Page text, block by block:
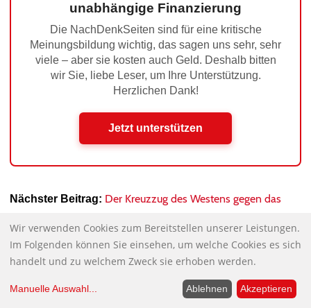
unabhängige Finanzierung
Die NachDenkSeiten sind für eine kritische
Meinungsbildung wichtig, das sagen uns sehr, sehr
viele – aber sie kosten auch Geld. Deshalb bitten
wir Sie, liebe Leser, um Ihre Unterstützung.
Herzlichen Dank!
Jetzt unterstützen
Nächster Beitrag: Der Kreuzzug des Westens gegen das
Vorheriger Beitrag: Hinweise des Tages
Wir verwenden Cookies zum Bereitstellen unserer Leistungen.
Im Folgenden können Sie einsehen, um welche Cookies es sich
handelt und zu welchem Zweck sie erhoben werden.
Manuelle Auswahl... Ablehnen Akzeptieren